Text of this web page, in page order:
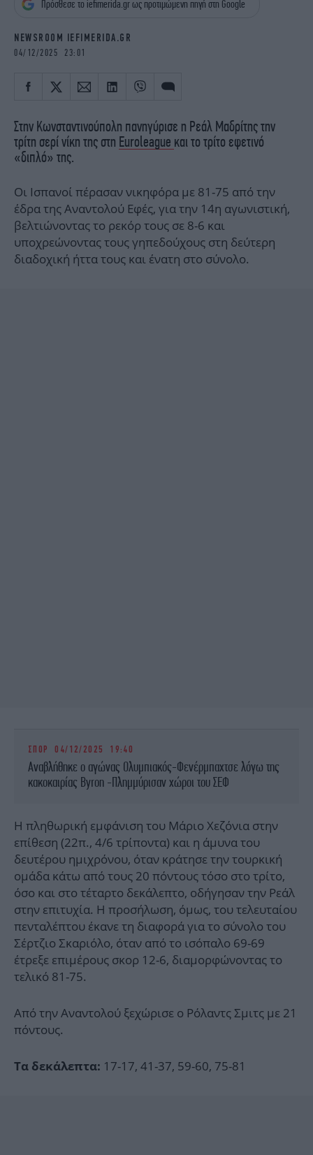
iBOOKS
ΖΩΔΙΑ
MEDIA
NEWSLETTER
Πρόσθεσε το iefimerida.gr ως προτιμώμενη πηγή στη Google
NEWSROOM IEFIMERIDA.GR
04/12/2025 23:01
Στην Κωνσταντινούπολη πανηγύρισε η Ρεάλ Μαδρίτης την
τρίτη σερί νίκη της στη Euroleague και το τρίτο εφετινό
«διπλό» της.
Οι Ισπανοί πέρασαν νικηφόρα με 81-75 από την
έδρα της Αναντολού Εφές, για την 14η αγωνιστική,
βελτιώνοντας το ρεκόρ τους σε 8-6 και
υποχρεώνοντας τους γηπεδούχους στη δεύτερη
διαδοχική ήττα τους και ένατη στο σύνολο.
ΣΠΟΡ 04/12/2025 19:40
Αναβλήθηκε ο αγώνας Ολυμπιακός-Φενέρμπαχτσε λόγω της
κακοκαιρίας Βyron -Πλημμύρισαν χώροι του ΣΕΦ
Η πληθωρική εμφάνιση του Μάριο Χεζόνια στην
επίθεση (22π., 4/6 τρίποντα) και η άμυνα του
δευτέρου ημιχρόνου, όταν κράτησε την τουρκική
ομάδα κάτω από τους 20 πόντους τόσο στο τρίτο,
όσο και στο τέταρτο δεκάλεπτο, οδήγησαν την Ρεάλ
στην επιτυχία. Η προσήλωση, όμως, του τελευταίου
πενταλέπτου έκανε τη διαφορά για το σύνολο του
Σέρτζιο Σκαριόλο, όταν από το ισόπαλο 69-69
έτρεξε επιμέρους σκορ 12-6, διαμορφώνοντας το
τελικό 81-75.
Από την Αναντολού ξεχώρισε ο Ρόλαντς Σμιτς με 21
πόντους.
Τα δεκάλεπτα: 17-17, 41-37, 59-60, 75-81